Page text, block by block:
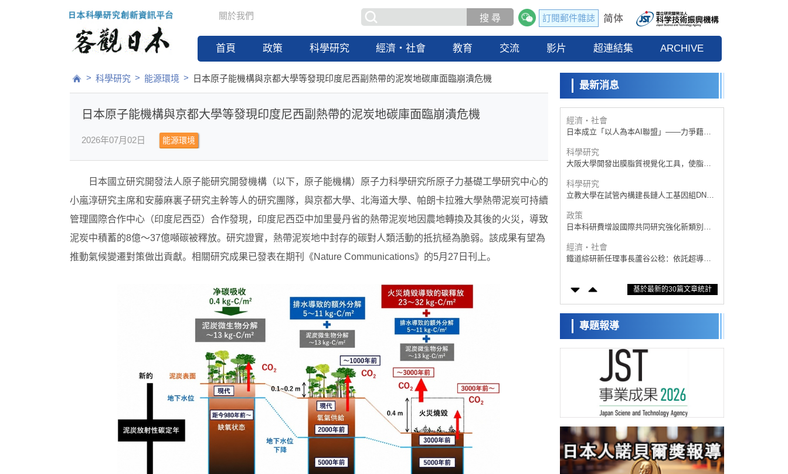
關於我們
首頁 政策 科學研究 經濟・社會 教育 交流 影片 超連結集 ARCHIVE
訂閱郵件雜誌
> 科學研究 > 能源環境 > 日本原子能機構與京都大學等發現印度尼西副熱帶的泥炭地碳庫面臨崩潰危機
日本原子能機構與京都大學等發現印度尼西副熱帶的泥炭地碳庫面臨崩潰危機
2026年07月02日 能源環境
日本國立研究開發法人原子能研究開發機構（以下，原子能機構）原子力科學研究所原子力基礎工學研究中心的
小嵐淳研究主席和安藤麻裏子研究主幹等人的研究團隊，與京都大學、北海道大學、帕朗卡拉雅大學熱帶泥炭可持續
管理國際合作中心（印度尼西亞）合作發現，印度尼西亞中加里曼丹省的熱帶泥炭地因農地轉換及其後的火災，導致
泥炭中積蓄的8億～37億噸碳被釋放。研究證實，熱帶泥炭地中封存的碳對人類活動的抵抗極為脆弱。該成果有望為
推動氣候變遷對策做出貢獻。相關研究成果已發表在期刊《Nature Communications》的5月27日刊上。
最新消息
政策
日本科研費增設國際共同研究強化新類別，
促進青年研究人員赴海外開展研究
可應用於量子電腦
科學研究
開發出300億年僅誤差1秒的光晶格鐘，構建
網路將其打造為次世代社會基礎設施
經濟・社會
日本成立「以人為本AI聯盟」——力爭藉助
研發
科學研究
大阪大學開發出膜脂質視覺化工具，使脂質
科學研究
立教大學在試管內構建長鏈人工基因組DNA
工細胞
政策
日本科研費增設國際共同研究強化新類別，
經濟・社會
鐵道綜研新任理事長蘆谷公稔：依託超導和
東京大學通過葉綠體基因組編輯技術強化碳
藤田醫科大學等成功鑑定出非結核分枝桿菌
生存的必需基因，首次揭示該基因的必要性
經濟・社會
【AI法下篇】如何應對AI的不可控性——中
央大學平野晉教授專訪
日本學術會議：為保持土壤健康應採取哪些
措施？探討土壤保護與強化的具體對策
大阪大學開發基於水氫鍵網路的溫度預測新
方法，AI從分子排列資訊中高精度解讀
經濟・社會
【AI法上篇】如何對「將人生交給AI」保持
危機感——中央大學平野晉教授專訪
科學研究
基於最新的30篇文章統計
專題報導